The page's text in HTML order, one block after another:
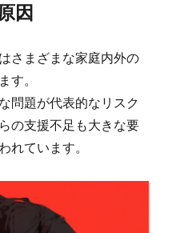
因
さまざまな家庭内外の
す。
問題が代表的なリスク
の支援不足も大きな要
れています。